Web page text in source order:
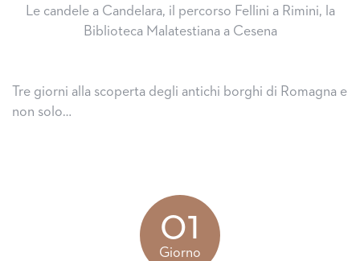
Le candele a Candelara, il percorso Fellini a Rimini, la
Biblioteca Malatestiana a Cesena
Tre giorni alla scoperta degli antichi borghi di Romagna e
non solo…
01
Giorno